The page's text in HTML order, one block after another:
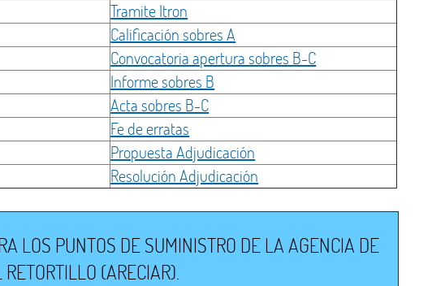
Tramite Itron
Calificación sobres A
Convocatoria apertura sobres B-C
Informe sobres B
Acta sobres B-C
Fe de erratas
Propuesta Adjudicación
Resolución Adjudicación
LOS PUNTOS DE SUMINISTRO DE LA AGENCIA DE
(ARECIAR).